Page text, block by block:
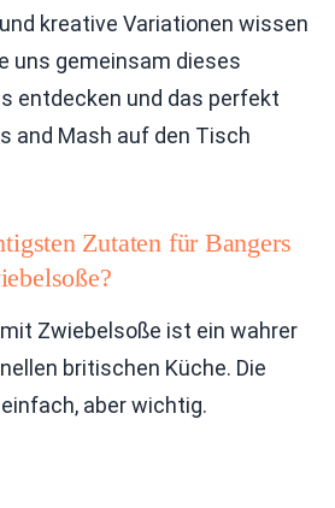
kreative Variationen wissen
uns gemeinsam dieses
entdecken und das perfekt
and Mash auf den Tisch
Zutaten für Bangers
Zwiebelsoße ist ein wahrer
britischen Küche. Die
aber wichtig.